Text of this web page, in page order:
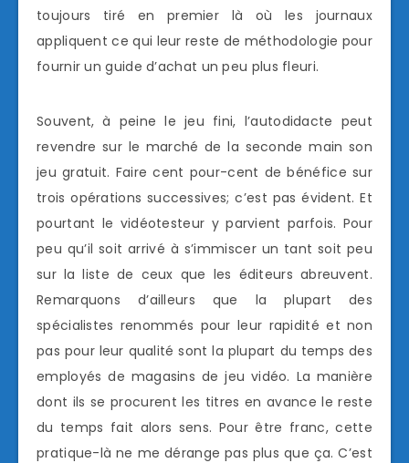
toujours tiré en premier là où les journaux
appliquent ce qui leur reste de méthodologie pour
fournir un guide d’achat un peu plus fleuri.
Souvent, à peine le jeu fini, l’autodidacte peut
revendre sur le marché de la seconde main son
jeu gratuit. Faire cent pour-cent de bénéfice sur
trois opérations successives; c’est pas évident. Et
pourtant le vidéotesteur y parvient parfois. Pour
peu qu’il soit arrivé à s’immiscer un tant soit peu
sur la liste de ceux que les éditeurs abreuvent.
Remarquons d’ailleurs que la plupart des
spécialistes renommés pour leur rapidité et non
pas pour leur qualité sont la plupart du temps des
employés de magasins de jeu vidéo. La manière
dont ils se procurent les titres en avance le reste
du temps fait alors sens. Pour être franc, cette
pratique-là ne me dérange pas plus que ça. C’est